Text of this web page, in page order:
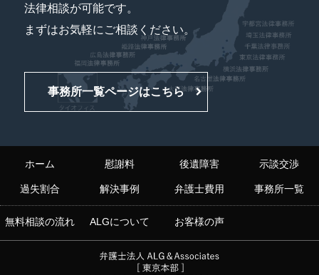
法律相談が可能です。
まずはお気軽にご相談ください。
事務所一覧ページはこちら
ホーム 慰謝料 後遺障害 示談交渉
過失割合 解決事例 弁護士費用 事務所一覧
無料相談の流れ ALGについて お客様の声